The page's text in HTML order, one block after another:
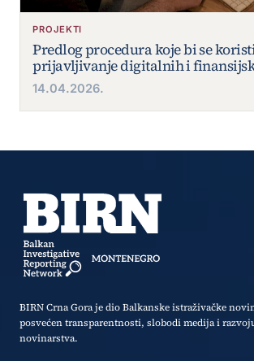
PROJEKTI
Predlog procedura koje bi se
prijavljivanje digitalnih i
14.04.2026.
BIRN Crna Gora je dio Balkanske istraživačke
posvećen transparentnosti, slobodi medija i
novinarstva.